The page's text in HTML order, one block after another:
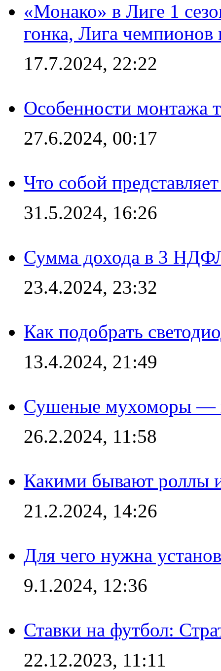
«Монако» в Лиге 1
гонка, Лига чемпионов
17.7.2024, 22:22
Особенности монтажа
27.6.2024, 00:17
Что собой
31.5.2024, 16:26
Сумма дохода в 3
23.4.2024, 23:32
Как подобрать
13.4.2024, 21:49
Сушеные мухоморы —
26.2.2024, 11:58
Какими бывают роллы
21.2.2024, 14:26
Для чего нужна
9.1.2024, 12:36
Ставки на футбол:
22.12.2023, 11:11